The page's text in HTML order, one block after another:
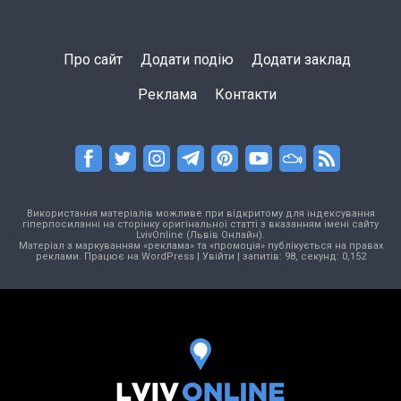
Про сайт Додати подію Додати заклад
Реклама Контакти
Використання матеріалів можливе при відкритому для індексування
гіперпосиланні на сторінку оригінальної статті з вказанням імені сайту
LvivOnline (Львів Онлайн).
Матеріал з маркуванням «реклама» та «промоція» публікується на правах
реклами. Працює на WordPress| Увійти | запитів: 98, секунд: 0,152